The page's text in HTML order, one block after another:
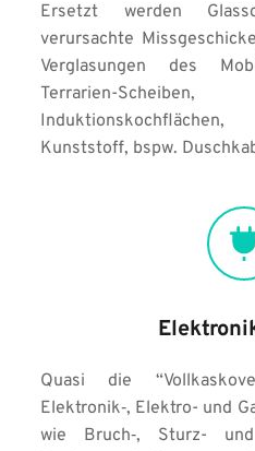
Ersetzt werden
verursachte
Verglasungen des
Terrarien-
Kunststoff, bspw.
Quasi die
Elektronik‑, Elektro- und
wie Bruch‑, Sturz- und